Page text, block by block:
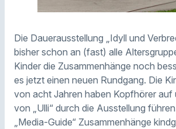
Die Dauerausstellung „Idyll und
bisher schon an (fast) alle
Kinder die Zusammenhänge noch
es jetzt einen neuen Rundgang. Die
von acht Jahren haben Kopfhörer auf
von „Ulli“ durch die Ausstellung
„Media-Guide“ Zusammenhänge